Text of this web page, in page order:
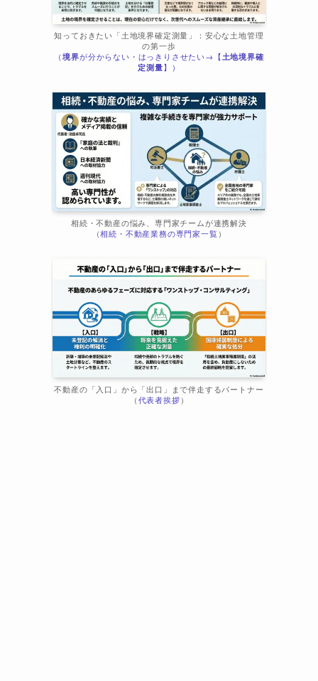
知っておきたい「土地境界確定測量」：安心な土地管理
の第一歩
（境界が分からない・はっきりさせたい→【土地境界確
定測量】）
相続・不動産の悩み、専門家チームが連携解決
（相続・不動産業務の専門家一覧）
不動産の「入口」から「出口」まで伴走するパートナー
（代表者挨拶）